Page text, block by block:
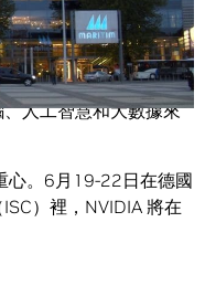
使用 3D 心臟模型來
實驗的依賴程度；研
如何形成黑物質。
人工智慧和大數據來
心。6月19-22日在德國
）裡，NVIDIA 將在